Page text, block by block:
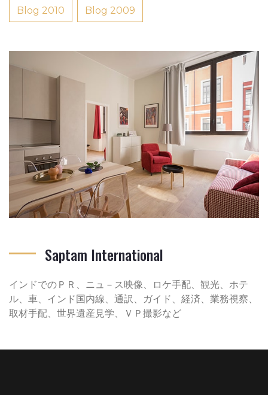
Blog 2010 Blog 2009
Saptam International
インドでのＰＲ、ニュ－ス映像、ロケ手配、観光、ホテ
ル、車、インド国内線、通訳、ガイド、経済、業務視察、
取材手配、世界遺産見学、ＶＰ撮影など